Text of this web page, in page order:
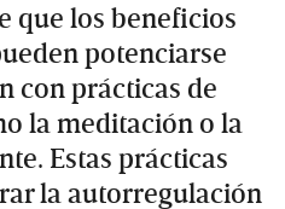
que los beneficios
potenciarse
con prácticas de
la meditación o la
Estas prácticas
la autorregulación